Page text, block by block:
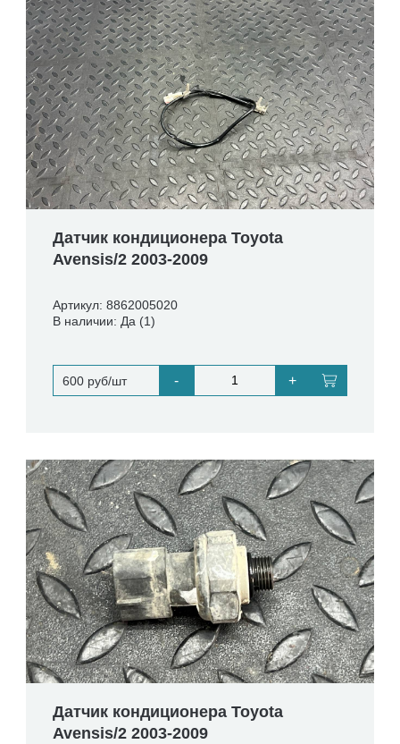
Датчик кондиционера Toyota
Avensis/2 2003-2009
Артикул: 8862005020
В наличии: Да (1)
600 руб/шт - +
Датчик кондиционера Toyota
Avensis/2 2003-2009